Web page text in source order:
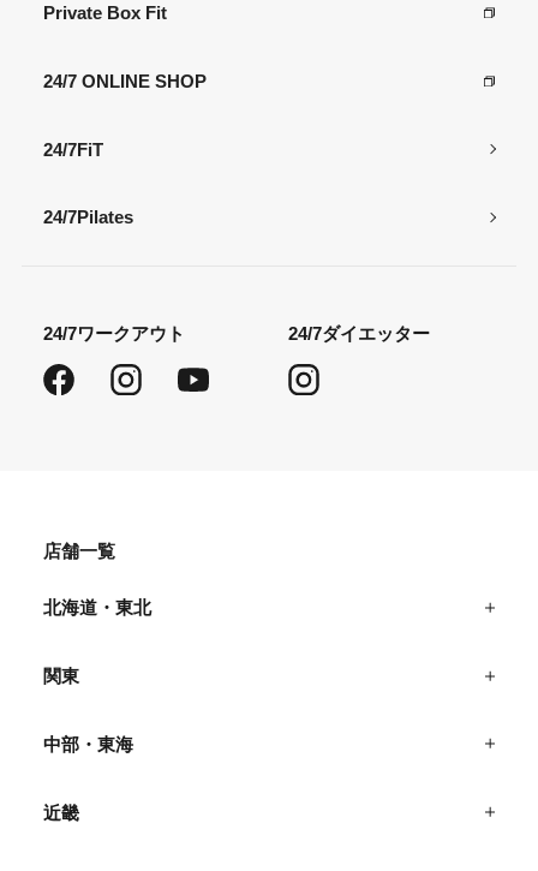
24/7ワークアウト
FacebookInstagram
24/7ダイエッター
Private Box Fit
24/7 ONLINE SHOP
24/7FiT
24/7Pilates
店舗一覧
北海道・東北
関東
中部・東海
近畿